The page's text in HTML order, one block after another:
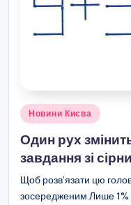
Опубліковано
Новини Києва
Один рух
завдання зі
Щоб розв’язати цю
зосередженим.Лише 1%